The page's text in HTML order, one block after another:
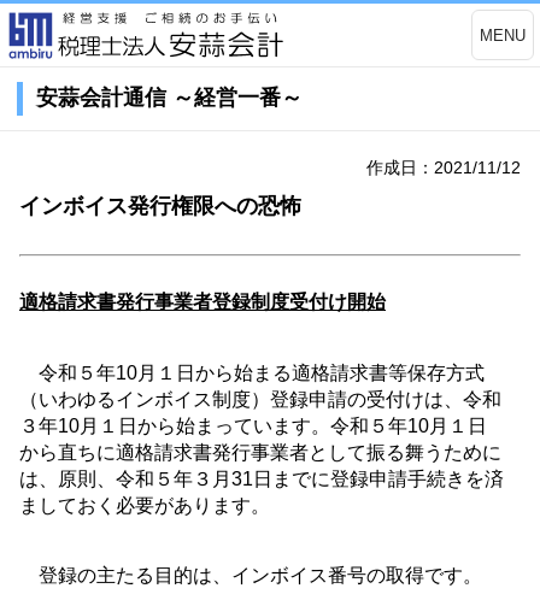
MENU
安蒜会計通信 ～経営一番～
作成日：2021/11/12
インボイス発行権限への恐怖
適格請求書発行事業者登録制度受付け開始
令和５年10月１日から始まる適格請求書等保存方式
（いわゆるインボイス制度）登録申請の受付けは、令和
３年10月１日から始まっています。令和５年10月１日
から直ちに適格請求書発行事業者として振る舞うために
は、原則、令和５年３月 31 日までに登録申請手続きを済
ましておく必要があります。
登録の主たる目的は、インボイス番号の取得です。